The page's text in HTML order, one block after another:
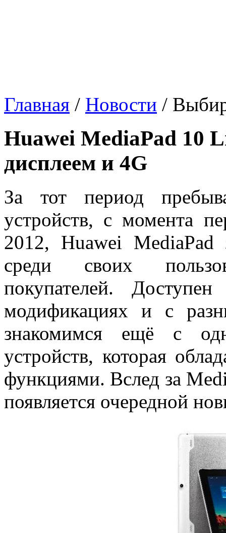
Главная / Новости /
Huawei MediaPad 10
дисплеем и 4G
За тот период
устройств, с момента
2012, Huawei MediaPad
среди своих
покупателей.
модификациях и с
знакомимся ещё с
устройств, которая
функциями. Вслед за
появляется очередной